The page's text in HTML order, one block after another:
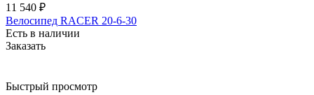
11 540 ₽
Велосипед RACER 20-6-30
Есть в наличии
Заказать
Быстрый просмотр